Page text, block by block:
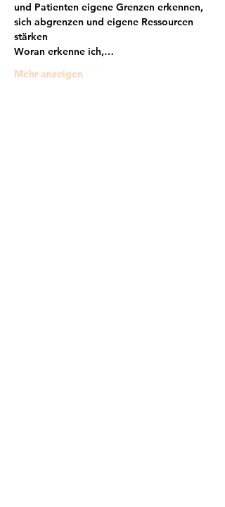
und Patienten eigene Grenzen erkennen,
sich abgrenzen und eigene Ressourcen
stärken
Woran erkenne ich,…
Mehr anzeigen